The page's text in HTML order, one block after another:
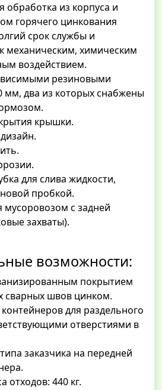
обработка из корпуса и
горячего цинкования
срок службы и
механическим, химическим
воздействием.
резиновыми
мм, два из которых снабжены
крышки.
для слива жидкости,
пробкой.
с задней
захваты).
возможности:
покрытием
сварных швов цинком.
для раздельного
отверстиями в
заказчика на передней
отходов: 440 кг.